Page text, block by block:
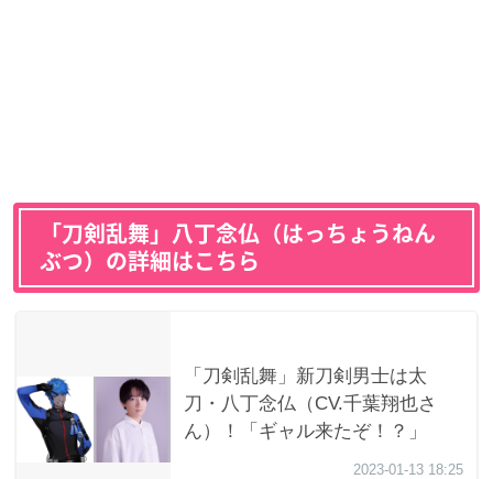
「刀剣乱舞」八丁念仏（はっちょうねん
ぶつ）の詳細はこちら